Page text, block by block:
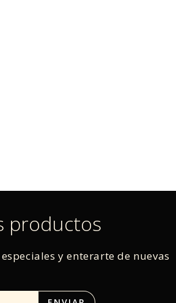
productos
y enterarte de nuevas